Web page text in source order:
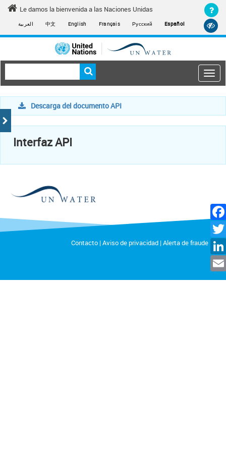
Skip
content
Le damos la bienvenida a las Naciones Unidas
العربية 中文 English Français Русский Español
Main
navigation
Descarga del documento API
Interfaz API
Contacto |Aviso de privacidad |Alerta de fraude